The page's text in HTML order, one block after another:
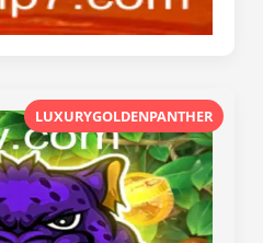
LUXURYGOLDENPANTHER